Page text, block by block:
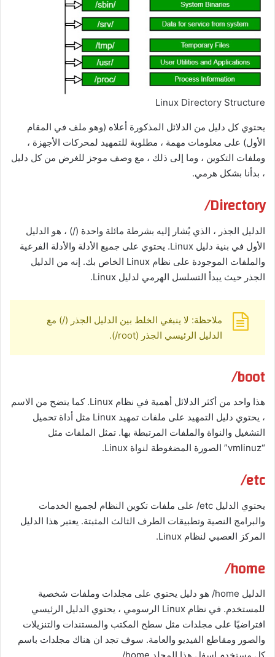
Linux Directory Structure
يحتوي كل دليل من الدلائل المذكورة أعلاه (وهو ملف في المقام
الأول) على معلومات مهمة ، مطلوبة للتمهيد لمحركات الأجهزة ،
وملفات التكوين ، وما إلى ذلك ، مع وصف موجز للغرض من كل دليل
، بدأنا بشكل هرمي.
Directory/
الدليل الجذر ، الذي يُشار إليه بشرطة مائلة واحدة (/) ، هو الدليل
الأول في بنية دليل Linux. يحتوي على جميع الأدلة والأدلة الفرعية
والملفات الموجودة على نظام Linux الخاص بك. إنه من الدليل
الجذر حيث يبدأ التسلسل الهرمي لدليل Linux.
ملاحظة: لا ينبغي الخلط بين الدليل الجذر (/) مع
الدليل الرئيسي الجذر (root/).
boot/
هذا واحد من أكثر الدلائل أهمية في نظام Linux. كما يتضح من الاسم
، يحتوي دليل التمهيد على ملفات تمهيد Linux مثل أداة تحميل
التشغيل والنواة والملفات المرتبطة بها. تمثل الملفات مثل
“vmlinuz” الصورة المضغوطة لنواة Linux.
etc/
يحتوي الدليل etc/ على ملفات تكوين النظام لجميع الخدمات
والبرامج النصية وتطبيقات الطرف الثالث المثبتة. يعتبر هذا الدليل
المركز العصبي لنظام Linux.
home/
الدليل home/ هو دليل يحتوي على مجلدات وملفات شخصية
للمستخدم. في نظام Linux الرسومي ، يحتوي الدليل الرئيسي
افتراضيًا على مجلدات مثل سطح المكتب والمستندات والتنزيلات
والصور ومقاطع الفيديو والعامة. سوف تجد ان هناك مجلدات باسم